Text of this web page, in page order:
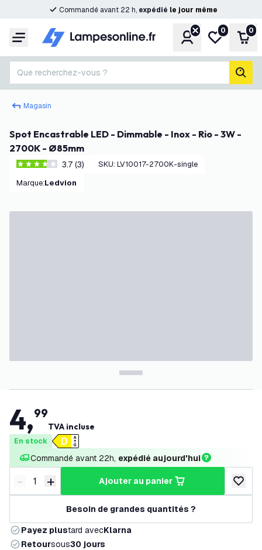
Commandé avant 22 h, expédié le jour même
Menu CompteMa liste de
0 0
Que recherchez-vous ?
Magasin
Spot Encastrable LED - Dimmable - Inox - Rio - 3W -
2700K - Ø85mm
3.7 étoiles de notation
3.7 (3) SKU: LV10017-2700K-single
Marque: Ledvion
4,99
TVA incluse
En stock
Commandé avant 22h, expédié aujourd'hui
Diminuer la quantité
- Augmenter la quantité
+ ajouter au panier
Besoin de grandes quantités ?
Payez plustard avecKlarna
Retoursous30 jours